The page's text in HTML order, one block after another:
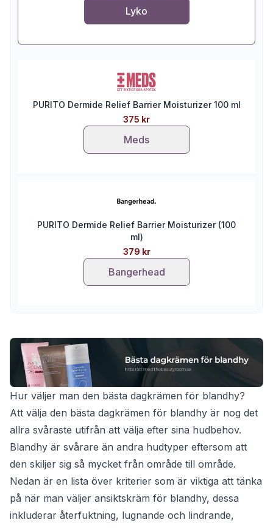
Lyko
PURITO Dermide Relief Barrier Moisturizer 100 ml
375 kr
Meds
PURITO Dermide Relief Barrier Moisturizer (100
ml)
379 kr
Bangerhead
Hur väljer man den bästa dagkrämen för blandhy?
Att välja den bästa dagkrämen för blandhy är nog det
allra svåraste utifrån att välja efter sina hudbehov.
Blandhy är svårare än andra hudtyper eftersom att
den skiljer sig så mycket från område till område.
Nedan är en lista över kriterier som är viktiga att tänka
på när man väljer ansiktskräm för blandhy, dessa
inkluderar återfuktning, lugnande och lindrande,